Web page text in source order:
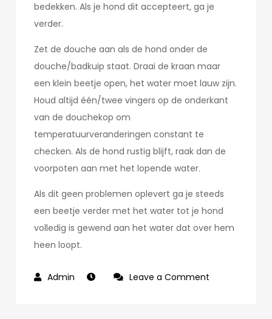
bedekken. Als je hond dit accepteert, ga je
verder.
Zet de douche aan als de hond onder de
douche/badkuip staat. Draai de kraan maar
een klein beetje open, het water moet lauw zijn.
Houd altijd één/twee vingers op de onderkant
van de douchekop om
temperatuurveranderingen constant te
checken. Als de hond rustig blijft, raak dan de
voorpoten aan met het lopende water.
Als dit geen problemen oplevert ga je steeds
een beetje verder met het water tot je hond
volledig is gewend aan het water dat over hem
heen loopt.
Leave a Comment